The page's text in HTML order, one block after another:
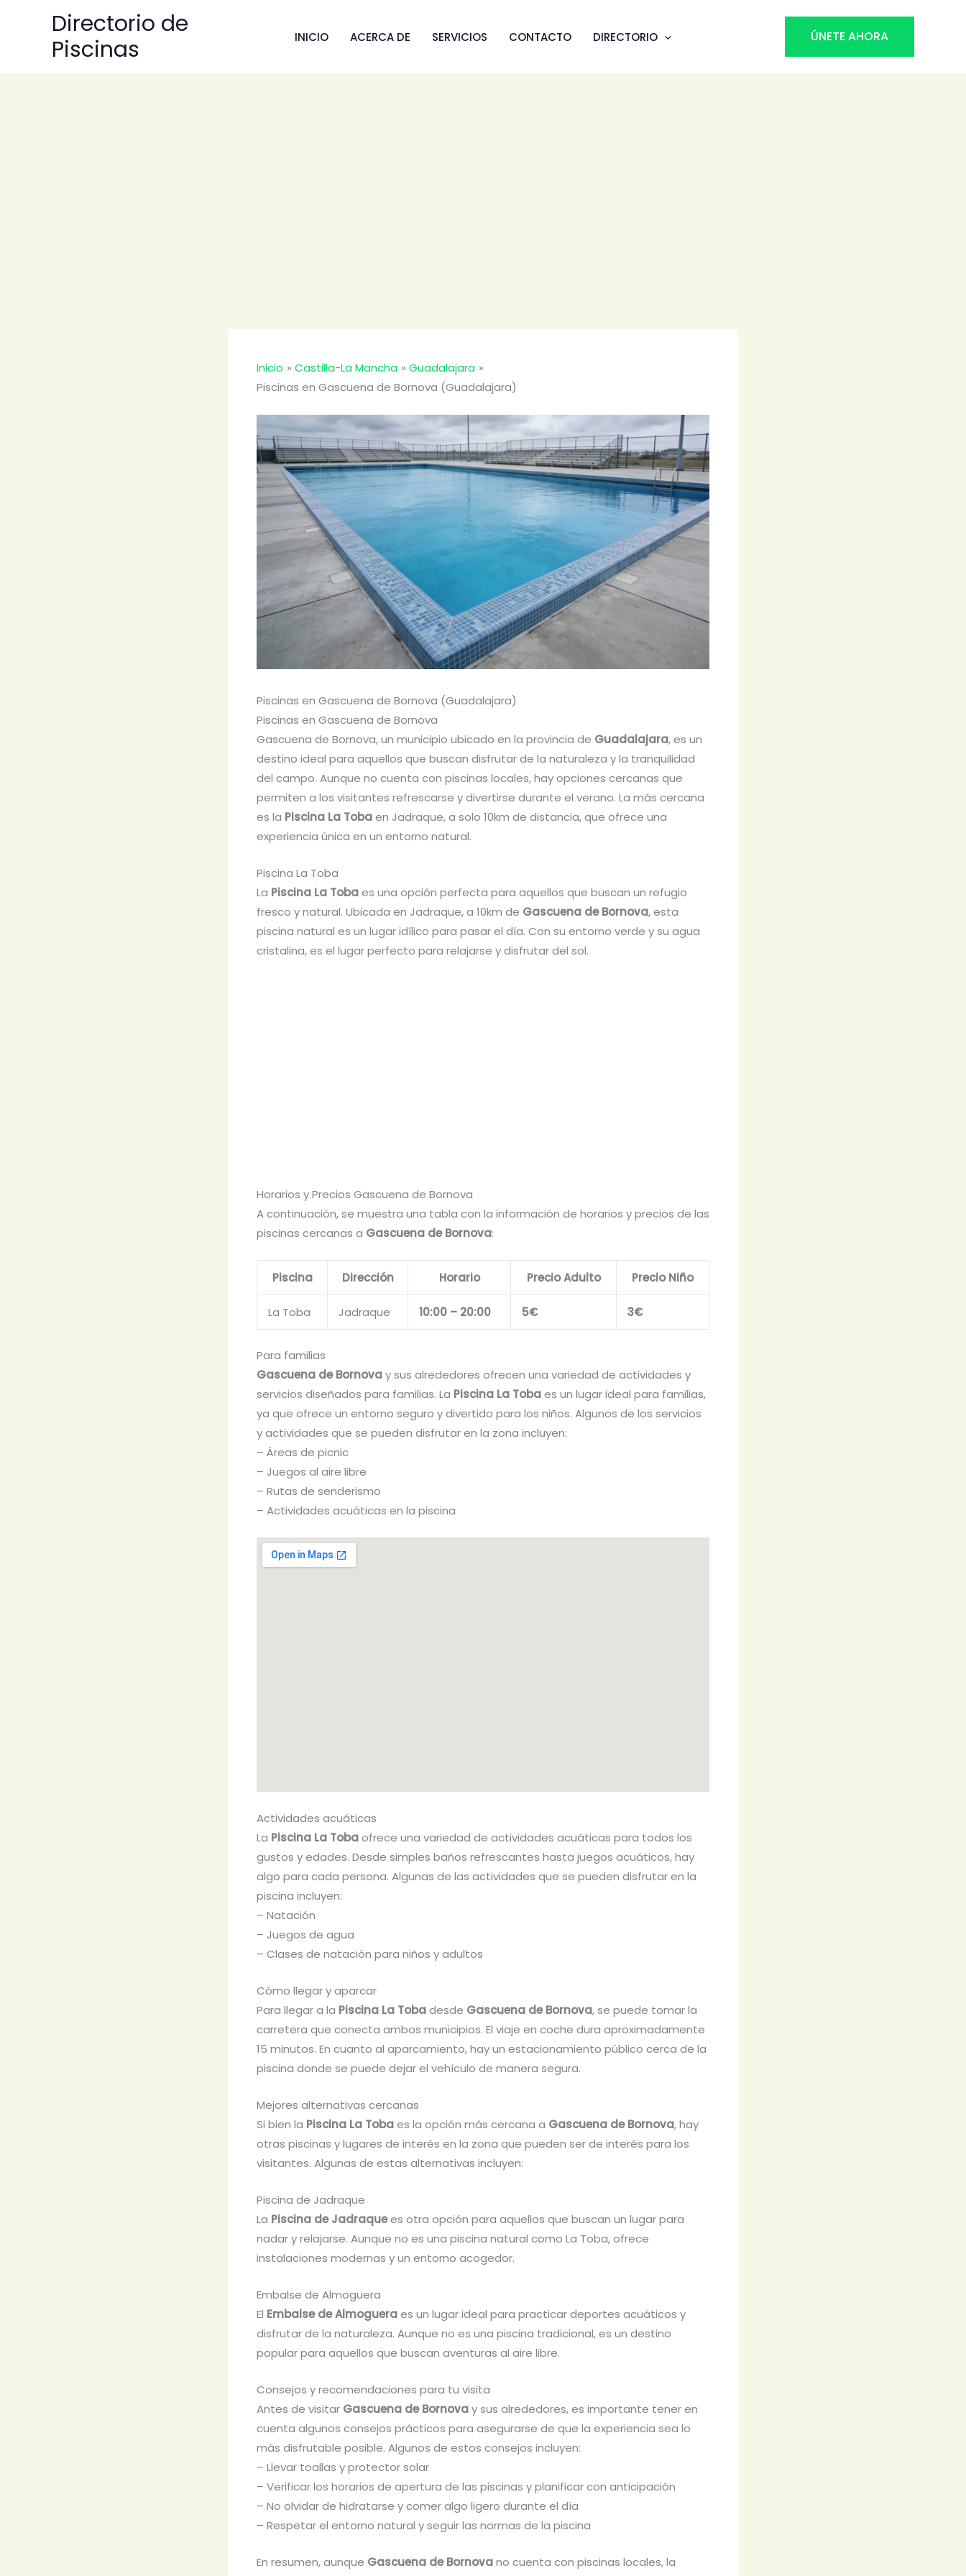
Directorio de
Piscinas
INICIO ACERCA DE SERVICIOS CONTACTO DIRECTORIO ÚNETE AHORA
Inicio Castilla-La Mancha
Guadalajara
Piscinas en Gascuena de Bornova (Guadalajara)
Piscinas en Gascuena de Bornova (Guadalajara)
Piscinas en Gascuena de Bornova
Gascuena de Bornova, un municipio ubicado en la provincia de Guadalajara, es un
destino ideal para aquellos que buscan disfrutar de la naturaleza y la tranquilidad
del campo. Aunque no cuenta con piscinas locales, hay opciones cercanas que
permiten a los visitantes refrescarse y divertirse durante el verano. La más cercana
es la Piscina La Tobaen Jadraque, a solo 10km de distancia, que ofrece una
experiencia única en un entorno natural.
Piscina La Toba
La Piscina La Tobaes una opción perfecta para aquellos que buscan un refugio
fresco y natural. Ubicada en Jadraque, a 10km de Gascuena de Bornova, esta
piscina natural es un lugar idílico para pasar el día. Con su entorno verde y su agua
cristalina, es el lugar perfecto para relajarse y disfrutar del sol.
Horarios y Precios Gascuena de Bornova
A continuación, se muestra una tabla con la información de horarios y precios de las
piscinas cercanas a Gascuena de Bornova:
Piscina Dirección Horario Precio Adulto Precio Niño
La Toba Jadraque 10:00 – 20:00 5€ 3€
Para familias
Gascuena de Bornovay sus alrededores ofrecen una variedad de actividades y
servicios diseñados para familias. La Piscina La Tobaes un lugar ideal para familias,
ya que ofrece un entorno seguro y divertido para los niños. Algunos de los servicios
y actividades que se pueden disfrutar en la zona incluyen:
– Áreas de picnic
– Juegos al aire libre
– Rutas de senderismo
– Actividades acuáticas en la piscina
Actividades acuáticas
La Piscina La Tobaofrece una variedad de actividades acuáticas para todos los
gustos y edades. Desde simples baños refrescantes hasta juegos acuáticos, hay
algo para cada persona. Algunas de las actividades que se pueden disfrutar en la
piscina incluyen:
– Natación
– Juegos de agua
– Clases de natación para niños y adultos
Cómo llegar y aparcar
Para llegar a la Piscina La Tobadesde Gascuena de Bornova, se puede tomar la
carretera que conecta ambos municipios. El viaje en coche dura aproximadamente
15 minutos. En cuanto al aparcamiento, hay un estacionamiento público cerca de la
piscina donde se puede dejar el vehículo de manera segura.
Mejores alternativas cercanas
Si bien la Piscina La Tobaes la opción más cercana a Gascuena de Bornova, hay
otras piscinas y lugares de interés en la zona que pueden ser de interés para los
visitantes. Algunas de estas alternativas incluyen:
Piscina de Jadraque
La Piscina de Jadraquees otra opción para aquellos que buscan un lugar para
nadar y relajarse. Aunque no es una piscina natural como La Toba, ofrece
instalaciones modernas y un entorno acogedor.
Embalse de Almoguera
El Embalse de Almogueraes un lugar ideal para practicar deportes acuáticos y
disfrutar de la naturaleza. Aunque no es una piscina tradicional, es un destino
popular para aquellos que buscan aventuras al aire libre.
Consejos y recomendaciones para tu visita
Antes de visitar Gascuena de Bornovay sus alrededores, es importante tener en
cuenta algunos consejos prácticos para asegurarse de que la experiencia sea lo
más disfrutable posible. Algunos de estos consejos incluyen:
– Llevar toallas y protector solar
– Verificar los horarios de apertura de las piscinas y planificar con anticipación
– No olvidar de hidratarse y comer algo ligero durante el día
– Respetar el entorno natural y seguir las normas de la piscina
En resumen, aunque Gascuena de Bornovano cuenta con piscinas locales, la